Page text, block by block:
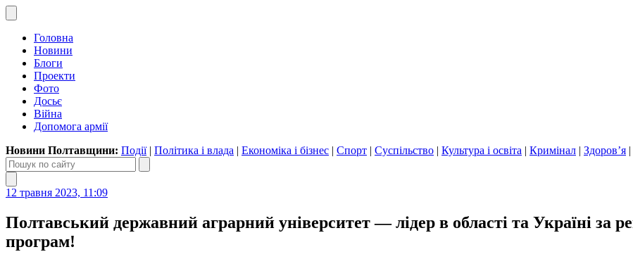
Головна
Новини
Блоги
Проекти
Фото
Досьє
Війна
Допомога армії
Новини Полтавщини: Події| Політика і влада | Економіка і бізнес | Спорт | Суспільство | Культура і освіта | Кримінал | Здоров’я |
12 травня 2023, 11:09
Полтавський державний аграрний університет — лідер в області та Україні за
програм!